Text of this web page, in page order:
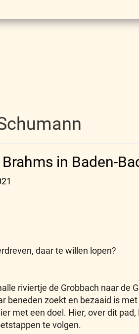
in Baden-
daar te willen lopen?
riviertje de Grobbach naar de
beneden zoekt en bezaaid is
met een doel. Hier, over dit
te volgen.